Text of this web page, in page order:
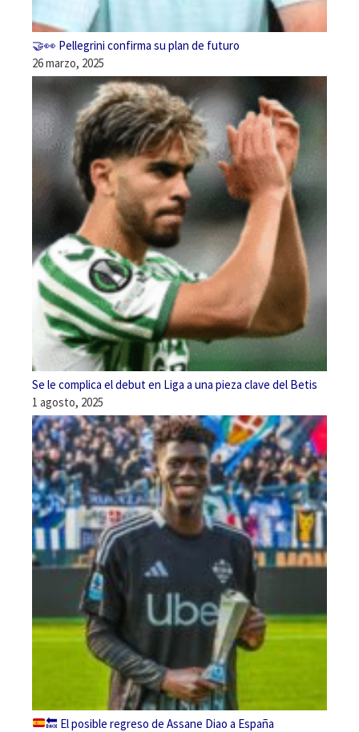
🤝👀 Pellegrini confirma su plan de futuro
26 marzo, 2025
Se le complica el debut en Liga a una pieza clave del Betis
1 agosto, 2025
🔙 El posible regreso de Assane Diao a España